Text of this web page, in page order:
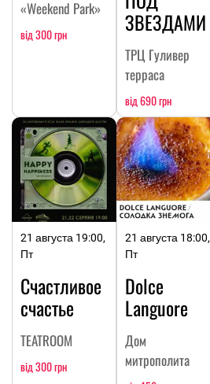
«Weekend Park»
від 300 грн ЗВЕЗДАМИ
ТРЦ Гуливер
терраса
від 690 грн
21 августа 19:00,
Пт
Счастливое
счастье
TEATROOM
від 300 грн
21 августа 18:00,
Пт
Dolce
Languore
Дом
митрополита